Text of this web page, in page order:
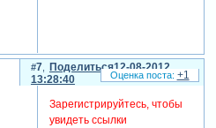
Поделиться
7
12-08-2012
13:28:40
Зарегистрируйтесь, чтобы
увидеть ссылки
+1